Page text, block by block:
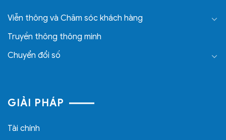
Viễn thông và Chăm sóc khách hàng
Truyền thông thông minh
Chuyển đổi số
GIẢI PHÁP
Tài chính